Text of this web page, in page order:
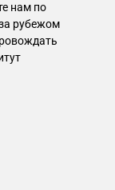
нам по
рубежом